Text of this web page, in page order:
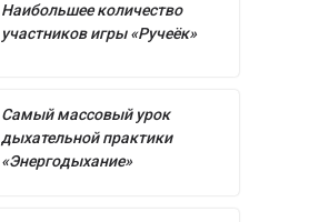
Наибольшее количество
участников игры «Ручеёк»
Самый массовый урок
дыхательной практики
«Энергодыхание»